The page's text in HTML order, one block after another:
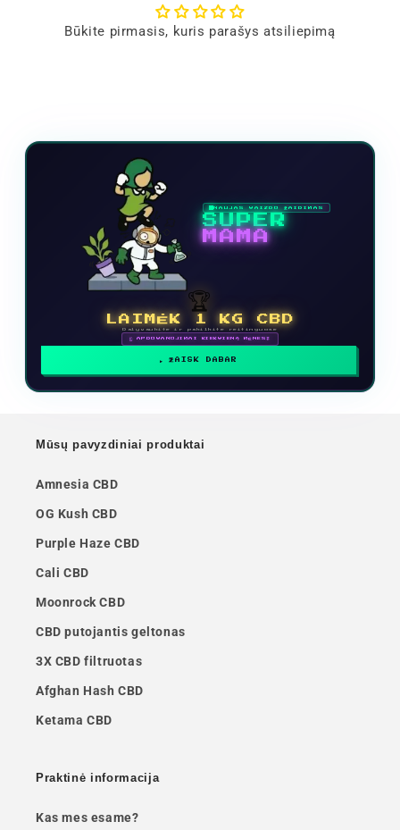
Būkite pirmasis, kuris parašys atsiliepimą
NAUJAS VAIZDO ŽAIDIMAS
SUPER
MAMA
🏆
LAIMĖK 1 KG CBD
Dalyvaukite ir pakilkite reitinguose
🗓 APDOVANOJIMAI KIEKVIENĄ MĖNESĮ
ŽAISK DABAR
Mūsų pavyzdiniai produktai
Amnesia CBD
OG Kush CBD
Purple Haze CBD
Cali CBD
Moonrock CBD
CBD putojantis geltonas
3X CBD filtruotas
Afghan Hash CBD
Ketama CBD
Praktinė informacija
Kas mes esame?